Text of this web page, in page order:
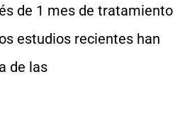
de 1 mes de tratamiento
estudios recientes han
de las